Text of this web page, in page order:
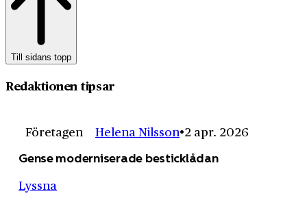
Till sidans topp
Redaktionen tipsar
Företagen Helena Nilsson 2 apr. 2026
Gense moderniserade besticklådan
Lyssna